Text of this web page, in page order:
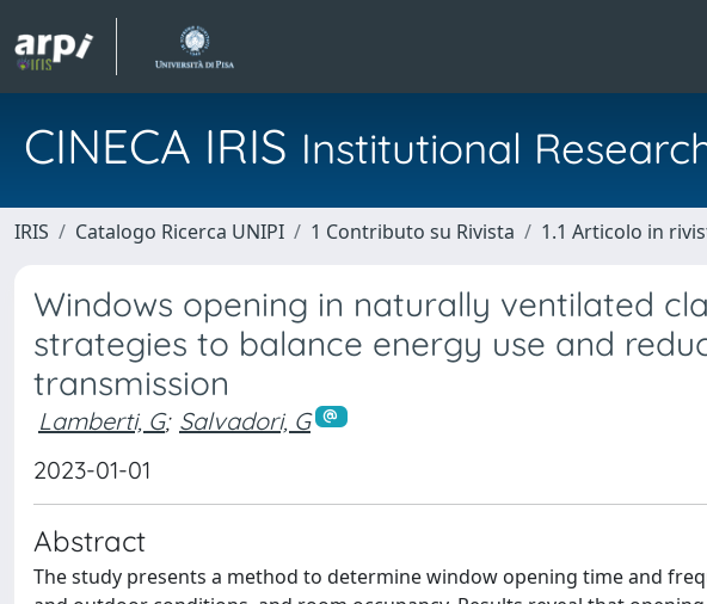
CINECA IRIS Institutional
IRIS Catalogo Ricerca UNIPI 1 Contributo su Rivista 1.1 Articolo in
Windows opening in naturally ventilated
strategies to balance energy use and
transmission
Lamberti, G; Salvadori, G
2023-01-01
Abstract
The study presents a method to determine window opening time and